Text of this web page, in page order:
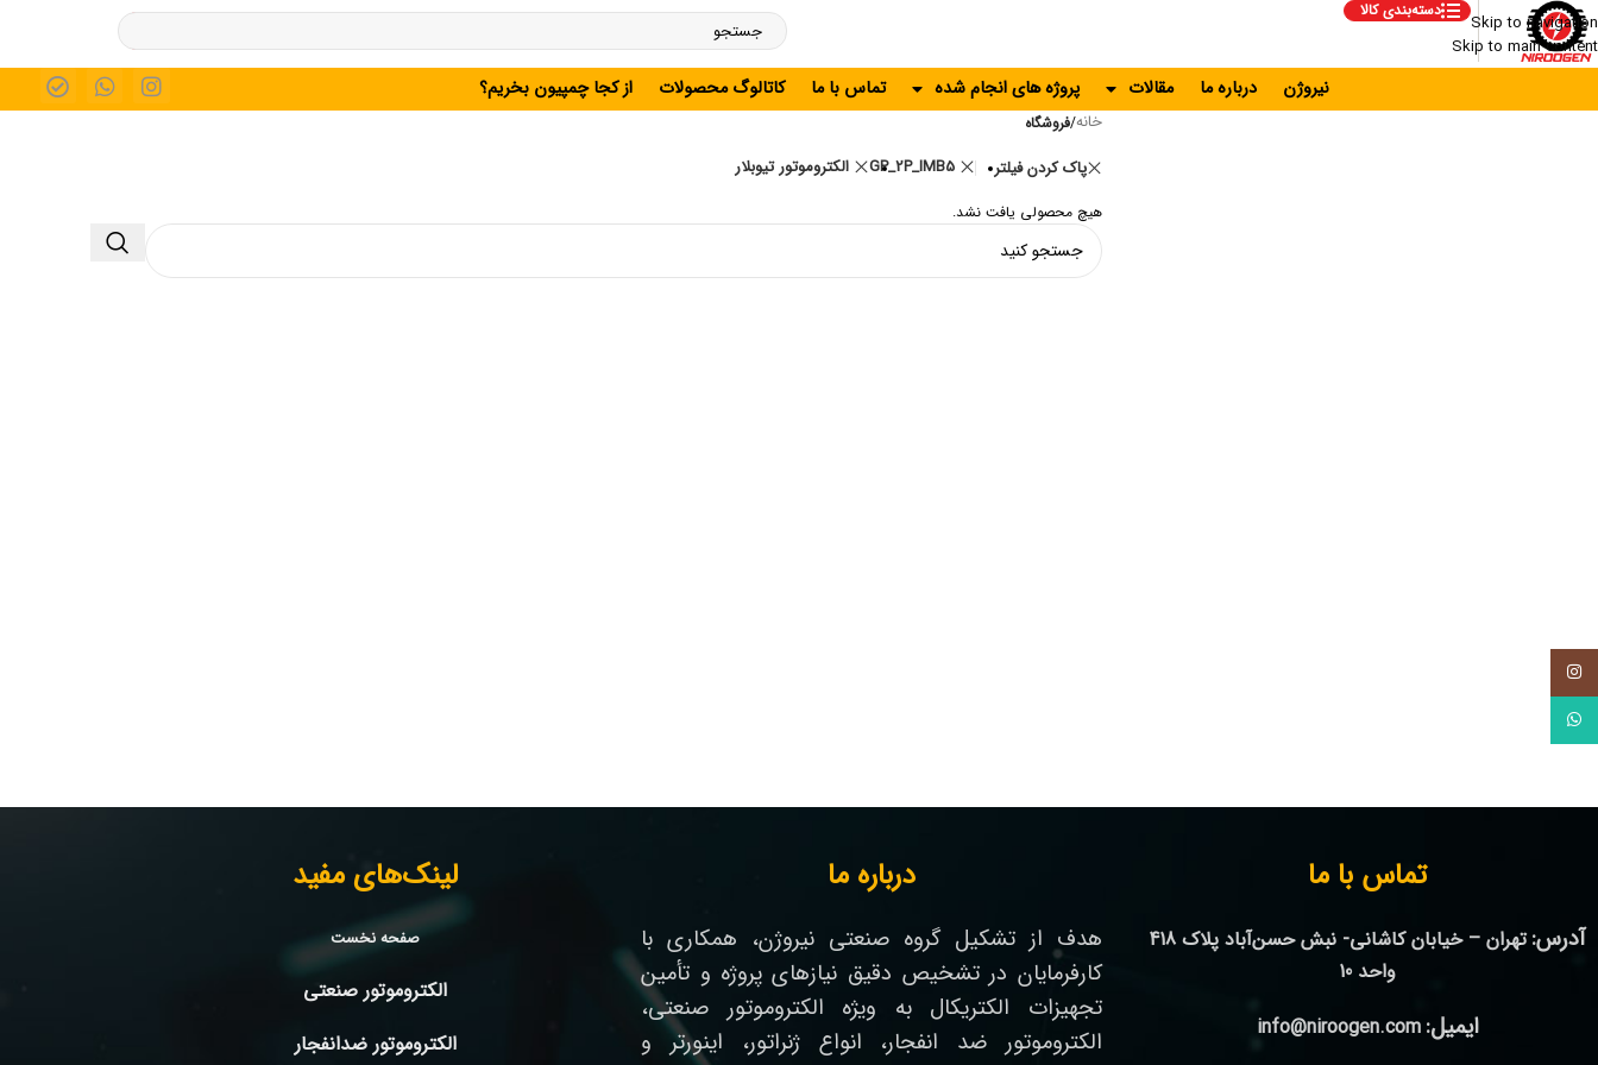
Skip to navigation
Skip to main content
دسته‌بندی کالا
نیروژن درباره ما مقالات پروژه های انجام شده تماس با ما کاتالوگ محصولات از کجا چمپیون بخریم؟
خانه/فروشگاه
پاک کردن فیلتر GP_2P_IMB5 الکتروموتور تیوبلار
هیچ محصولی یافت نشد.
تماس با ما
آدرس:
تهران – خیابان کاشانی- نبش حسن‌آباد پلاک 418
واحد 10
ایمیل: info@niroogen.com
درباره ما
هدف از تشکیل گروه صنعتی نیروژن، همکاری با
کارفرمایان در تشخیص دقیق نیازهای پروژه و تأمین
تجهیزات الکتریکال به ویژه الکتروموتور صنعتی،
الکتروموتور ضد انفجار، انواع ژنراتور، اینورتر و
لینک‌های مفید
صفحه نخست
الکتروموتور صنعتی
الکتروموتور ضدانفجار